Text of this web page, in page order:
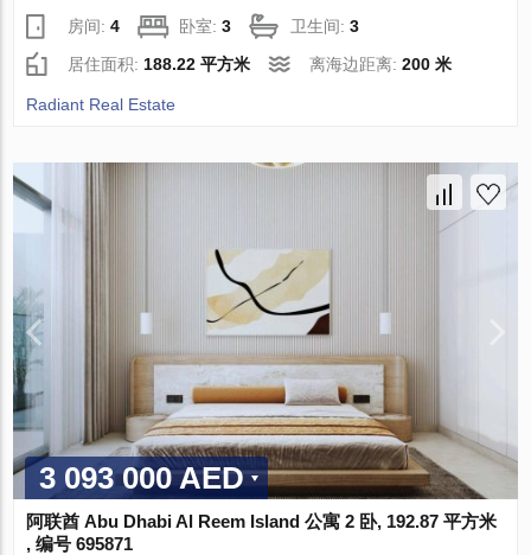
房间:4 卧室:3 卫生间:3
居住面积:188.22 平方米 离海边距离:200 米
Radiant Real Estate
3 093 000 AED
阿联酋 Abu Dhabi Al Reem Island 公寓 2 卧, 192.87 平方米
, 编号 695871